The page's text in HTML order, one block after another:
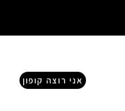
אני רוצה קופון